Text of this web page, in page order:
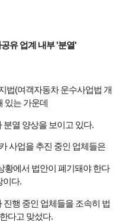
유 업계 내부 '분열'
법(여객자동차 운수사업법 개
있는 가운데
분열 양상을 보이고 있다.
사업을 추진 중인 업체들은
황에서 법안이 폐기돼야 한다
이다.
행 중인 업체들을 조속히 법
다고 맞섰다.